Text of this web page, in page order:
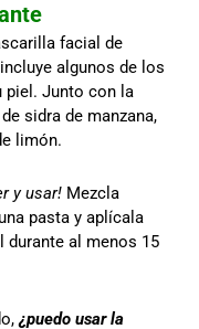
facial de
algunos de los
piel. Junto con la
sidra de manzana,
limón.
y usar! Mezcla
pasta y aplícala
durante al menos 15
¿puedo usar la